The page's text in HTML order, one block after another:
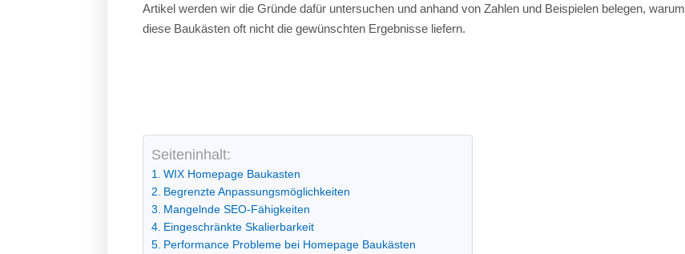
Artikel werden wir die Gründe dafür untersuchen und anhand von Zahlen und Beispielen belegen, warum
diese Baukästen oft nicht die gewünschten Ergebnisse liefern.
Seiteninhalt:
WIX Homepage Baukasten
Begrenzte Anpassungsmöglichkeiten
Mangelnde SEO-Fähigkeiten
Eingeschränkte Skalierbarkeit
Performance Probleme bei Homepage Baukästen